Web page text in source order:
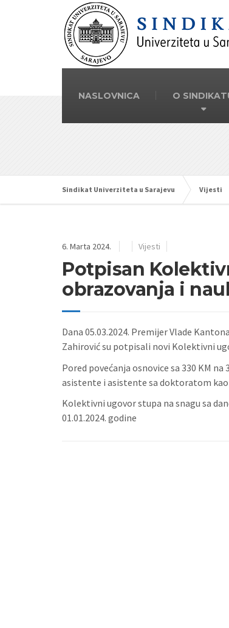
NASLOVNICA O
Sindikat Univerziteta u Sarajevu Vijesti
6. Marta 2024. Vijesti
Potpisan
obrazovanja i
Dana 05.03.2024. Premijer Vlade
Zahirović su potpisali novi Kolektivni
Pored povećanja osnovice sa 330 KM
asistente i asistente sa doktoratom
Kolektivni ugovor stupa na snagu sa
01.01.2024. godine